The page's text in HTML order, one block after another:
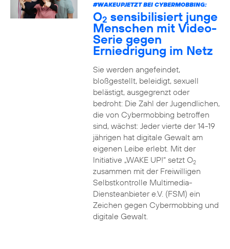
#WAKEUPJETZT BEI CYBERMOBBING:
O2 sensibilisiert junge
Menschen mit Video-
Serie gegen
Erniedrigung im Netz
Sie werden angefeindet,
bloßgestellt, beleidigt, sexuell
belästigt, ausgegrenzt oder
bedroht: Die Zahl der Jugendlichen,
die von Cybermobbing betroffen
sind, wächst: Jeder vierte der 14-19
jährigen hat digitale Gewalt am
eigenen Leibe erlebt. Mit der
Initiative „WAKE UP!“ setzt O2
zusammen mit der Freiwilligen
Selbstkontrolle Multimedia-
Diensteanbieter e.V. (FSM) ein
Zeichen gegen Cybermobbing und
digitale Gewalt.